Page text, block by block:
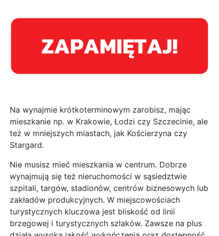
Na wynajmie krótkoterminowym zarobisz, mając
mieszkanie np. w Krakowie, Łodzi czy Szczecinie, ale
też w mniejszych miastach, jak Kościerzyna czy
Stargard.
Nie musisz mieć mieszkania w centrum. Dobrze
wynajmują się też nieruchomości w sąsiedztwie
szpitali, targów, stadionów, centrów biznesowych lub
zakładów produkcyjnych. W miejscowościach
turystycznych kluczowa jest bliskość od linii
brzegowej i turystycznych szlaków. Zawsze na plus